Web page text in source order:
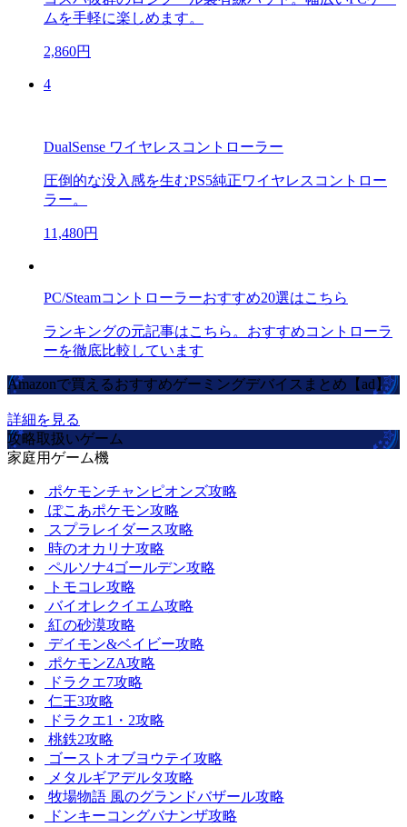
ムを手軽に楽しめます。
2,860円
4
DualSense ワイヤレスコントローラー
圧倒的な没入感を生むPS5純正ワイヤレスコントロー
ラー。
11,480円
PC/Steamコントローラーおすすめ20選はこちら
ランキングの元記事はこちら。おすすめコントローラ
ーを徹底比較しています
Amazonで買えるおすすめゲーミングデバイスまとめ【ad】
詳細を見る
攻略取扱いゲーム
家庭用ゲーム機
ポケモンチャンピオンズ攻略
ぽこあポケモン攻略
スプラレイダース攻略
時のオカリナ攻略
ペルソナ4ゴールデン攻略
トモコレ攻略
バイオレクイエム攻略
紅の砂漠攻略
デイモン&ベイビー攻略
ポケモンZA攻略
ドラクエ7攻略
仁王3攻略
ドラクエ1・2攻略
桃鉄2攻略
ゴーストオブヨウテイ攻略
メタルギアデルタ攻略
牧場物語 風のグランドバザール攻略
ドンキーコングバナンザ攻略